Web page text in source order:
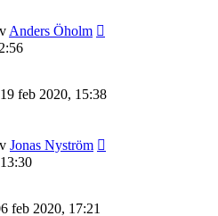
Anders Öholm
feb 2020, 15:38
Jonas Nyström
feb 2020, 17:21